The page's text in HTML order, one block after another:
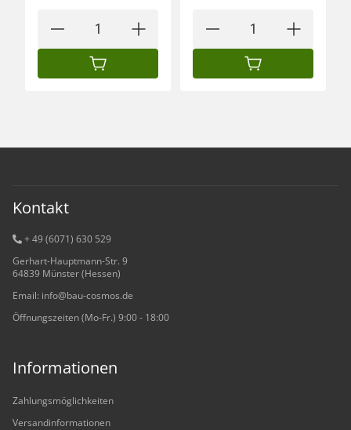
IN DEN WARENKORB IN DEN WARENKORB
Kontakt
+ 49 (6071) 630 529
Gerhart-Hauptmann-Str. 9
64839 Münster (Hessen)
Email: info@bau-cosmos.de
Öffnungszeiten (Mo-Fr.) 9:00 - 18:00
Informationen
Zahlungsmöglichkeiten
Versandinformationen